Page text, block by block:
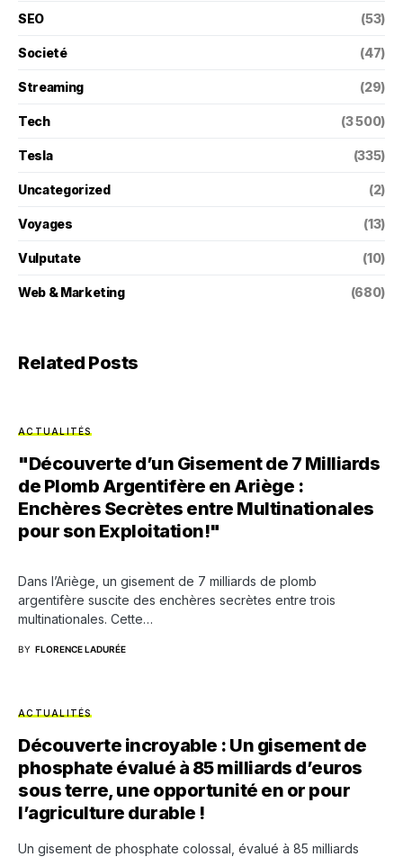
SEO (53)
Societé (47)
Streaming (29)
Tech (3 500)
Tesla (335)
Uncategorized (2)
Voyages (13)
Vulputate (10)
Web & Marketing (680)
Related Posts
ACTUALITÉS
"Découverte d’un Gisement de 7 Milliards
de Plomb Argentifère en Ariège :
Enchères Secrètes entre Multinationales
pour son Exploitation!"
Dans l’Ariège, un gisement de 7 milliards de plomb
argentifère suscite des enchères secrètes entre trois
multinationales. Cette…
BY FLORENCE LADURÉE
ACTUALITÉS
Découverte incroyable : Un gisement de
phosphate évalué à 85 milliards d’euros
sous terre, une opportunité en or pour
l’agriculture durable !
Un gisement de phosphate colossal, évalué à 85 milliards